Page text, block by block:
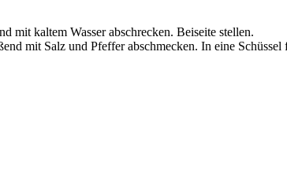
mit kaltem Wasser abschrecken. Beiseite stellen.
mit Salz und Pfeffer abschmecken. In eine